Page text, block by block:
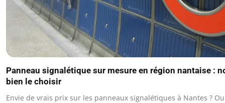
Panneau signalétique sur mesure en région nantaise :
bien le choisir
Envie de vrais prix sur les panneaux signalétiques à Nantes ?